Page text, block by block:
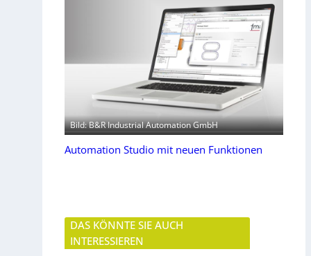
Bild: B&R Industrial Automation GmbH
Automation Studio mit neuen Funktionen
DAS KÖNNTE SIE AUCH
INTERESSIEREN